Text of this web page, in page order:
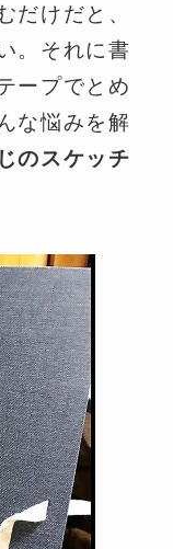
だけだと、
。それに書
ープでとめ
な悩みを解
のスケッチ